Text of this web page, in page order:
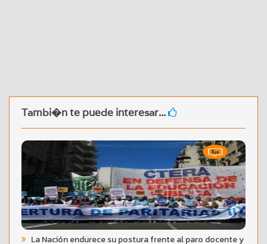
Tambi�n te puede interesar...
La Nación endurece su postura frente al paro docente y